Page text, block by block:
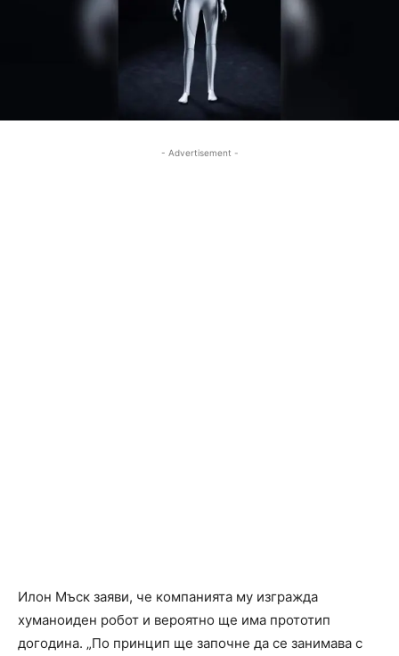
- Advertisement -
Илон Мъск заяви, че компанията му изгражда
хуманоиден робот и вероятно ще има прототип
догодина. „По принцип ще започне да се занимава с